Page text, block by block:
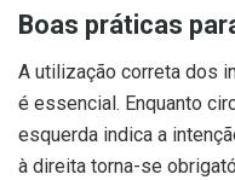
Boas práticas
A utilização correta dos
é essencial. Enquanto
esquerda indica a
à direita torna-se